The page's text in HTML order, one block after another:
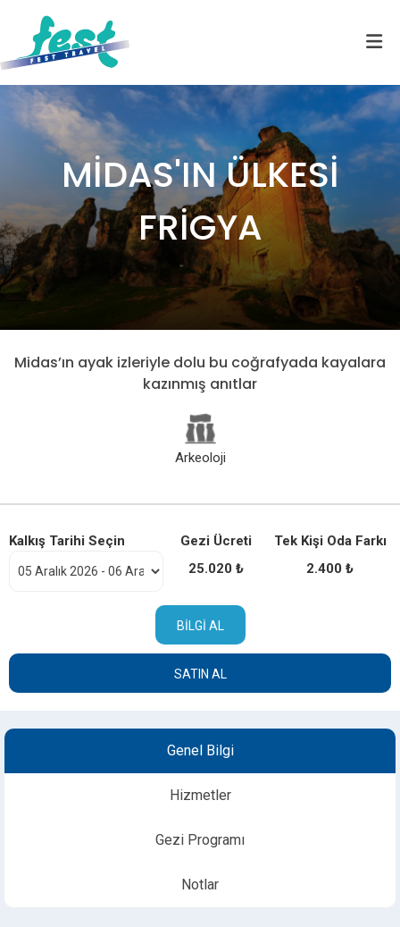
MİDAS'IN ÜLKESİ
FRİGYA
Midas’ın ayak izleriyle dolu bu coğrafyada kayalara
kazınmış anıtlar
Arkeoloji
Kalkış Tarihi Seçin
Gezi Ücreti
25.020 ₺
Tek Kişi Oda Farkı
2.400 ₺
BILGI AL
SATIN AL
Genel Bilgi
Hizmetler
Gezi Programı
Notlar